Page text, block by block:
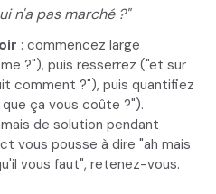
n'a pas marché ?"
: commencez large
?"), puis resserrez ("et sur
comment ?"), puis quantifiez
ça vous coûte ?").
de solution pendant
vous pousse à dire "ah mais
vous faut", retenez-vous.